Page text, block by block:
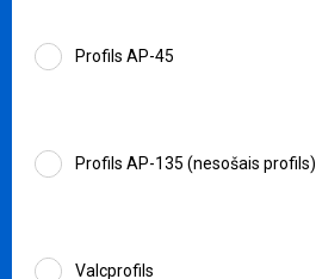
Profils AP-45
Profils AP-135 (nesošais profils)
Valcprofils